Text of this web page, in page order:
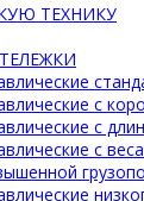
ТЕХНИКУ
с
с
с